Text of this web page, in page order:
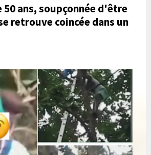
50 ans, soupçonnée d'être
retrouve coincée dans un